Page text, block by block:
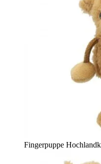
Fingerpuppe